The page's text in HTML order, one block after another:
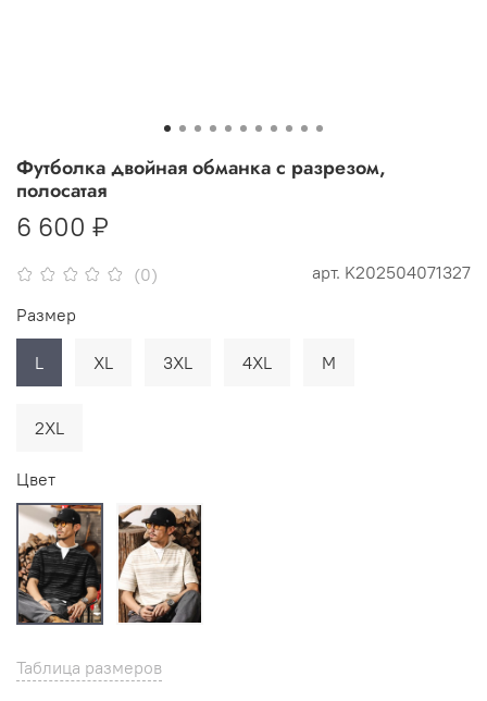
(0) арт. K202504071327
Футболка двойная обманка с разрезом,
полосатая
6 600 ₽
Таблица размеров
Размер
L XL 3XL 4XL М
2XL
Цвет